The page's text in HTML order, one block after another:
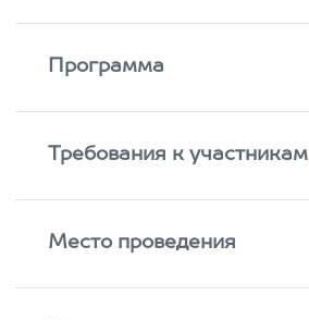
Программа
Требования к участникам
Место проведения